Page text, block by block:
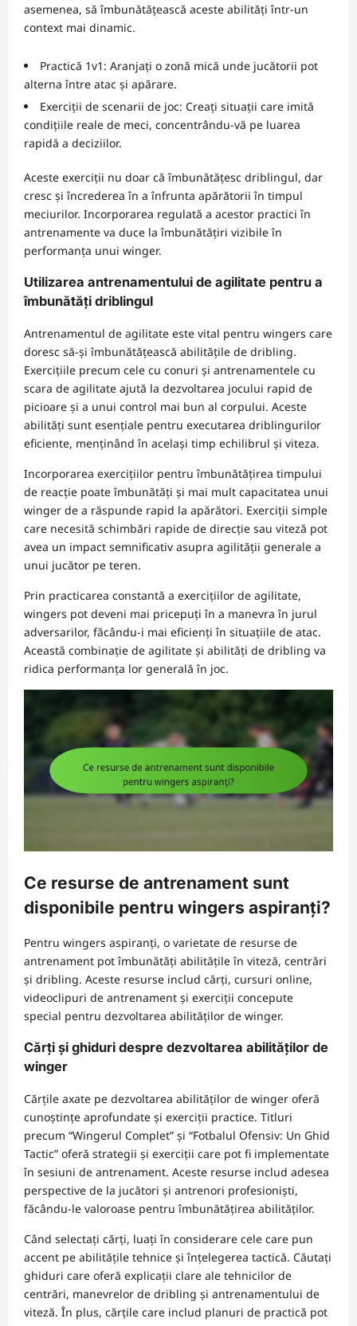
asemenea, să îmbunătățească aceste abilități într-un
context mai dinamic.
Practică 1v1: Aranjați o zonă mică unde jucătorii pot
alterna între atac și apărare.
Exerciții de scenarii de joc: Creați situații care imită
condițiile reale de meci, concentrându-vă pe luarea
rapidă a deciziilor.
Aceste exerciții nu doar că îmbunătățesc driblingul, dar
cresc și încrederea în a înfrunta apărătorii în timpul
meciurilor. Incorporarea regulată a acestor practici în
antrenamente va duce la îmbunătățiri vizibile în
performanța unui winger.
Utilizarea antrenamentului de agilitate pentru a
îmbunătăți driblingul
Antrenamentul de agilitate este vital pentru wingers care
doresc să-și îmbunătățească abilitățile de dribling.
Exercițiile precum cele cu conuri și antrenamentele cu
scara de agilitate ajută la dezvoltarea jocului rapid de
picioare și a unui control mai bun al corpului. Aceste
abilități sunt esențiale pentru executarea driblingurilor
eficiente, menținând în același timp echilibrul și viteza.
Incorporarea exercițiilor pentru îmbunătățirea timpului
de reacție poate îmbunătăți și mai mult capacitatea unui
winger de a răspunde rapid la apărători. Exerciții simple
care necesită schimbări rapide de direcție sau viteză pot
avea un impact semnificativ asupra agilității generale a
unui jucător pe teren.
Prin practicarea constantă a exercițiilor de agilitate,
wingers pot deveni mai pricepuți în a manevra în jurul
adversarilor, făcându-i mai eficienți în situațiile de atac.
Această combinație de agilitate și abilități de dribling va
ridica performanța lor generală în joc.
Ce resurse de antrenament sunt
disponibile pentru wingers aspiranți?
Pentru wingers aspiranți, o varietate de resurse de
antrenament pot îmbunătăți abilitățile în viteză, centrări
și dribling. Aceste resurse includ cărți, cursuri online,
videoclipuri de antrenament și exerciții concepute
special pentru dezvoltarea abilităților de winger.
Cărți și ghiduri despre dezvoltarea abilităților de
winger
Cărțile axate pe dezvoltarea abilităților de winger oferă
cunoștințe aprofundate și exerciții practice. Titluri
precum “Wingerul Complet” și “Fotbalul Ofensiv: Un Ghid
Tactic” oferă strategii și exerciții care pot fi implementate
în sesiuni de antrenament. Aceste resurse includ adesea
perspective de la jucători și antrenori profesioniști,
făcându-le valoroase pentru îmbunătățirea abilităților.
Când selectați cărți, luați în considerare cele care pun
accent pe abilitățile tehnice și înțelegerea tactică. Căutați
ghiduri care oferă explicații clare ale tehnicilor de
centrări, manevrelor de dribling și antrenamentului de
viteză. În plus, cărțile care includ planuri de practică pot